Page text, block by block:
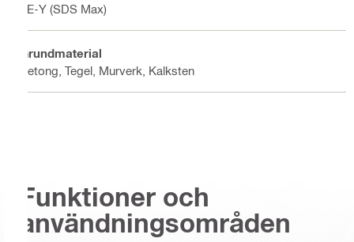
TE-Y (SDS Max)
Grundmaterial
Betong, Tegel, Murverk, Kalksten
Funktioner och
användningsområden